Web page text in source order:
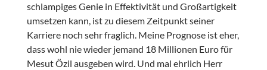
schlampiges Genie in Effektivität und Großartigkeit
umsetzen kann, ist zu diesem Zeitpunkt seiner
Karriere noch sehr fraglich. Meine Prognose ist eher,
dass wohl nie wieder jemand 18 Millionen Euro für
Mesut Özil ausgeben wird. Und mal ehrlich Herr